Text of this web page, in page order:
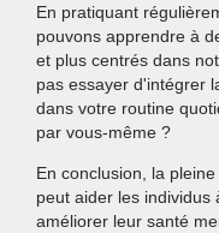
En pratiquant
pouvons apprendre à
et plus centrés dans
pas essayer d'intégrer
dans votre routine
par vous-même ?
En conclusion, la
peut aider les
améliorer leur santé